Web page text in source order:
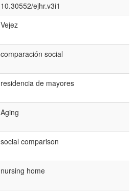
10.30552/ejhr.v3i1
Vejez
comparación social
residencia de mayores
Aging
social comparison
nursing home